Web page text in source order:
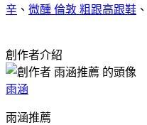
辛 、 微醺 倫敦 粗跟高跟鞋 、
創作者介紹
雨涵
雨涵推薦